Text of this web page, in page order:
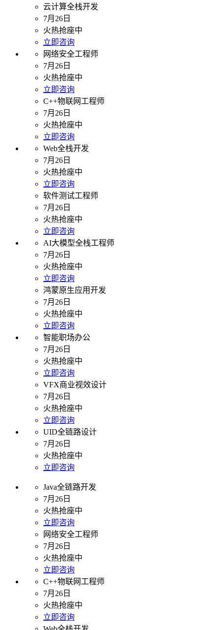
云计算全栈开发
7月26日
火热抢座中
立即咨询
网络安全工程师
7月26日
火热抢座中
立即咨询
C++物联网工程师
7月26日
火热抢座中
立即咨询
Web全栈开发
7月26日
火热抢座中
立即咨询
软件测试工程师
7月26日
火热抢座中
立即咨询
AI大模型全栈工程师
7月26日
火热抢座中
立即咨询
鸿蒙原生应用开发
7月26日
火热抢座中
立即咨询
智能职场办公
7月26日
火热抢座中
立即咨询
VFX商业视效设计
7月26日
火热抢座中
立即咨询
UID全链路设计
7月26日
火热抢座中
立即咨询
Java全链路开发
7月26日
火热抢座中
立即咨询
网络安全工程师
7月26日
火热抢座中
立即咨询
C++物联网工程师
7月26日
火热抢座中
立即咨询